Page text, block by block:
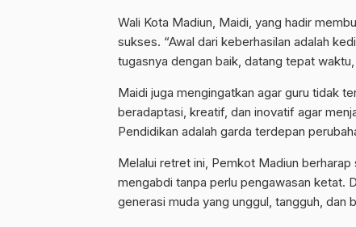
Wali Kota Madiun, Maidi, yang hadir
sukses. “Awal dari keberhasilan adalah
tugasnya dengan baik, datang tepat
Maidi juga mengingatkan agar guru tidak
beradaptasi, kreatif, dan inovatif agar
Pendidikan adalah garda terdepan
Melalui retret ini, Pemkot Madiun
mengabdi tanpa perlu pengawasan ketat.
generasi muda yang unggul, tangguh, dan